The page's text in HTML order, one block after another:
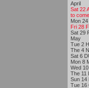
April
Sat 22
to
Mon
Fri 28
Sat 29
May
Tue 2
The 4
Sat 6
Mon 8
Wed
The 11
Sun 14
Tue 16